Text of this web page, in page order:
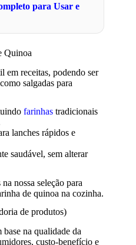
para Usar e
Quinoa
em receitas, podendo ser
salgadas para
farinhas tradicionais
lanches rápidos e
saudável, sem alterar
nossa seleção para
de quinoa na cozinha.
de produtos)
na qualidade da
custo-benefício e